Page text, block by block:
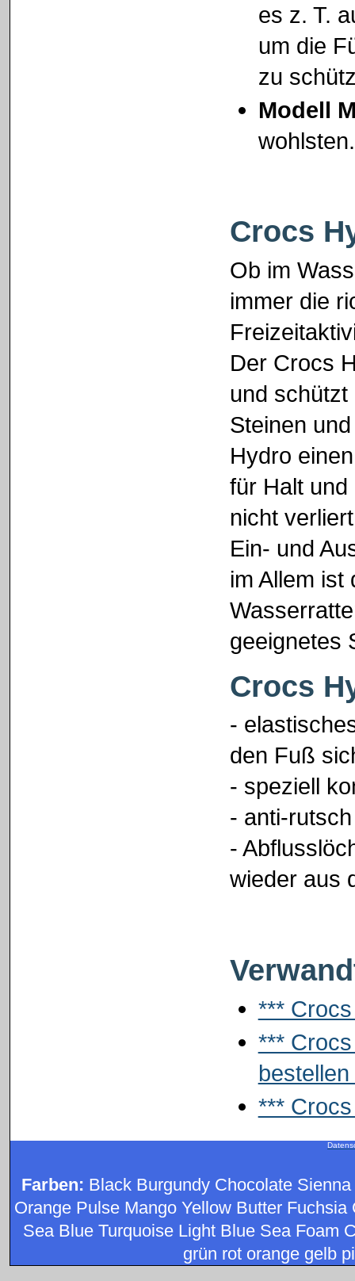
es z. T.
um die
zu
Modell
wohlsten.
Crocs
Ob im
immer die
Der Crocs
und
Steinen
Hydro
für Halt
nicht
Ein- und
im Allem
geeignetes
Crocs
-
den Fuß
- speziell
- anti-
-
wieder aus
***
***
bestellen
***
Farben: Black Burgundy Chocolate
Orange Pulse Mango Yellow Butter
Sea Blue Turquoise Light Blue Sea Foam
grün rot orange gelb